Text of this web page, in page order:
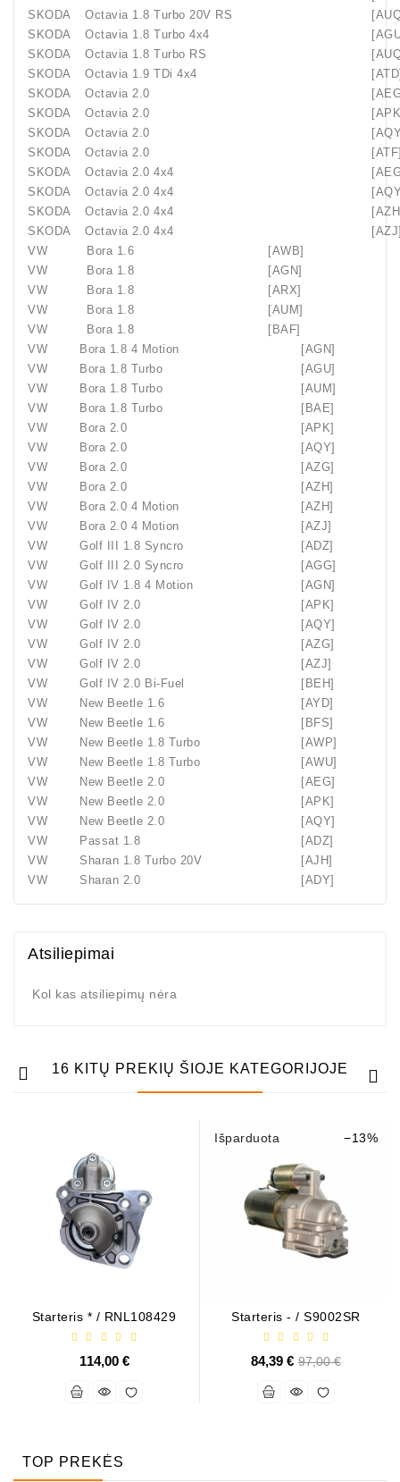
SKODA
Octavia 1.8 Turbo 20V RS
SKODA
Octavia 1.8 Turbo 4x4
SKODA
Octavia 1.8 Turbo RS
SKODA
Octavia 1.9 TDi 4x4
SKODA
Octavia 2.0
SKODA
Octavia 2.0
SKODA
Octavia 2.0
SKODA
Octavia 2.0
SKODA
Octavia 2.0 4x4
SKODA
Octavia 2.0 4x4
SKODA
Octavia 2.0 4x4
SKODA
Octavia 2.0 4x4
VW
Bora 1.6
[AWB]
VW
Bora 1.8
[AGN]
VW
Bora 1.8
[ARX]
VW
Bora 1.8
[AUM]
VW
Bora 1.8
[BAF]
VW
Bora 1.8 4 Motion
[AGN]
VW
Bora 1.8 Turbo
[AGU]
VW
Bora 1.8 Turbo
[AUM]
VW
Bora 1.8 Turbo
[BAE]
VW
Bora 2.0
[APK]
VW
Bora 2.0
[AQY]
VW
Bora 2.0
[AZG]
VW
Bora 2.0
[AZH]
VW
Bora 2.0 4 Motion
[AZH]
VW
Bora 2.0 4 Motion
[AZJ]
VW
Golf III 1.8 Syncro
[ADZ]
VW
Golf III 2.0 Syncro
[AGG]
VW
Golf IV 1.8 4 Motion
[AGN]
VW
Golf IV 2.0
[APK]
VW
Golf IV 2.0
[AQY]
VW
Golf IV 2.0
[AZG]
VW
Golf IV 2.0
[AZJ]
VW
Golf IV 2.0 Bi-Fuel
[BEH]
VW
New Beetle 1.6
[AYD]
VW
New Beetle 1.6
[BFS]
VW
New Beetle 1.8 Turbo
[AWP]
VW
New Beetle 1.8 Turbo
[AWU]
VW
New Beetle 2.0
[AEG]
VW
New Beetle 2.0
[APK]
VW
New Beetle 2.0
[AQY]
VW
Passat 1.8
[ADZ]
VW
Sharan 1.8 Turbo 20V
[AJH]
VW
Sharan 2.0 [ADY]
Atsiliepimai
Kol kas atsiliepimų nėra
16 KITŲ PREKIŲ ŠIOJE KATEGORIJOJE
Starteris * / RNL108429
114,00 €
−13%
Išparduota
Starteris - / S9002SR
84,39 € Bazinė
97,00 €
TOP PREKĖS